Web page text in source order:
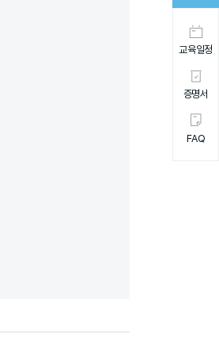
교육일정
증명서
FAQ